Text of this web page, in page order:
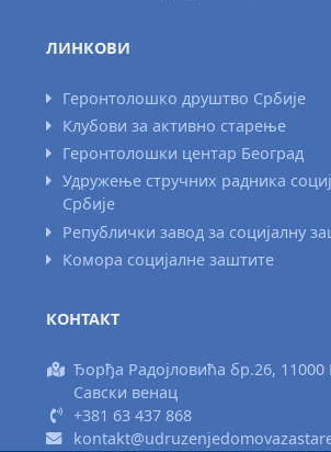
ЛИНКОВИ
Геронтолошко друштво Србије
Клубови за активно старење
Геронтолошки центар Београд
Удружење стручних радника
Србије
Републички завод за социјалну
Комора социјалне заштите
КОНТАКТ
Ђорђа Радојловића бр.26, 11000
Савски венац
+381 63 437 868